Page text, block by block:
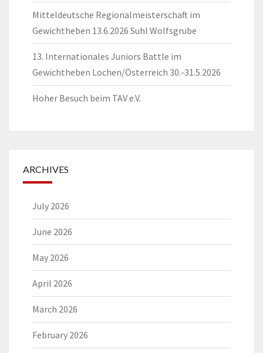
Mitteldeutsche Regionalmeisterschaft im
Gewichtheben 13.6.2026 Suhl Wolfsgrube
13. Internationales Juniors Battle im
Gewichtheben Lochen/Österreich 30.-31.5.2026
Hoher Besuch beim TAV e.V.
ARCHIVES
July 2026
June 2026
May 2026
April 2026
March 2026
February 2026